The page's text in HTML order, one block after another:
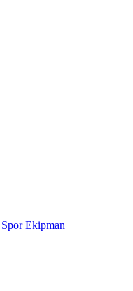
Spor Ekipman